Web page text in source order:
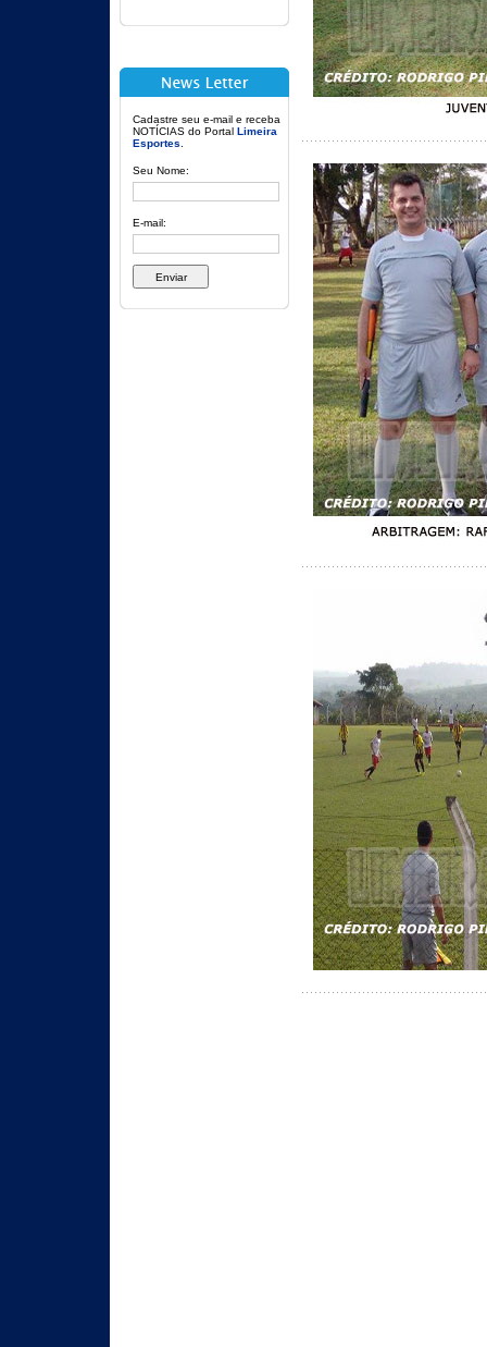
Cadastre seu e-mail e receba
NOTÍCIAS do Portal Limeira
Esportes
Seu Nome:
E-mail: